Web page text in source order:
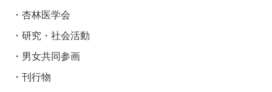
杏林医学会
研究・社会活動
男女共同参画
刊行物